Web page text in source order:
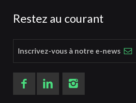
Restez au courant
Inscrivez-vous à notre e-news